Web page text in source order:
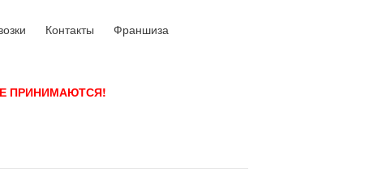
Контакты Франшиза
ПРИНИМАЮТСЯ!